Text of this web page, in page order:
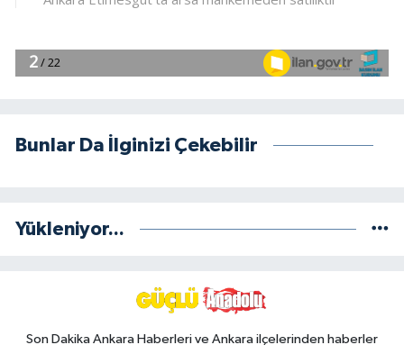
Bunlar Da İlginizi Çekebilir
Yükleniyor...
Son Dakika Ankara Haberleri ve Ankara ilçelerinden haberler